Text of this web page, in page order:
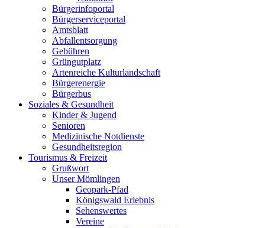
Bürgerinfoportal
Bürgerserviceportal
Amtsblatt
Abfallentsorgung
Gebühren
Grüngutplatz
Artenreiche Kulturlandschaft
Bürgerenergie
Bürgerbus
Soziales & Gesundheit
Kinder & Jugend
Senioren
Medizinische Notdienste
Gesundheitsregion
Tourismus & Freizeit
Grußwort
Unser Mömlingen
Geopark-Pfad
Königswald Erlebnis
Sehenswertes
Vereine